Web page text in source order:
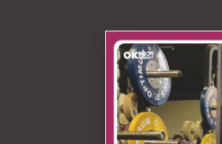
彭派~彭派~
#拳擊
一對一私人教
身房推薦 #左